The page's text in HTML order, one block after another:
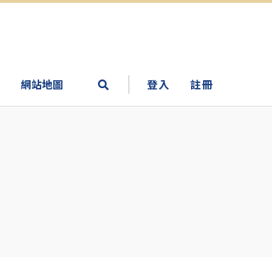
網站地圖 登入 註冊